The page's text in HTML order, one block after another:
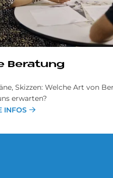
Beratung
Skizzen: Welche Art von
erwarten?
INFOS